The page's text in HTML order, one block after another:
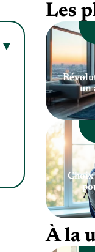
Les
un
Choix
À la